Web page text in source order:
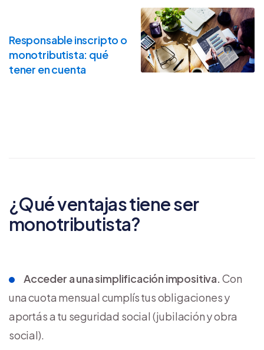
Responsable inscripto o
monotributista: qué
tener en cuenta
¿Qué ventajas tiene ser
monotributista?
Acceder a una simplificación impositiva. Con
una cuota mensual cumplís tus obligaciones y
aportás a tu seguridad social (jubilación y obra
social).